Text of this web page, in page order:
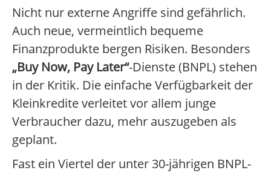
Nicht nur externe Angriffe sind gefährlich.
Auch neue, vermeintlich bequeme
Finanzprodukte bergen Risiken. Besonders
„Buy Now, Pay Later“-Dienste (BNPL) stehen
in der Kritik. Die einfache Verfügbarkeit der
Kleinkredite verleitet vor allem junge
Verbraucher dazu, mehr auszugeben als
geplant.
Fast ein Viertel der unter 30-jährigen BNPL-